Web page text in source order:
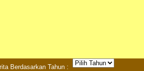
Berdasarkan Tahun :